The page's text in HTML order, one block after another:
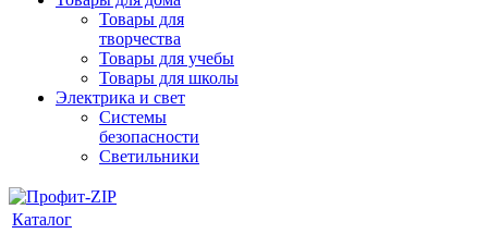
Товары для
творчества
Товары для учебы
Товары для школы
Электрика и свет
Системы
безопасности
Светильники
Каталог